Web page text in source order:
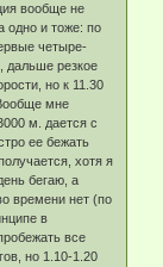
вообще не
одно и тоже: по
четыре-
дальше резкое
но к 11.30
мне
м. дается с
ее бежать
хотя я
бегаю, а
времени нет (по
в
все
но 1.10-1.20